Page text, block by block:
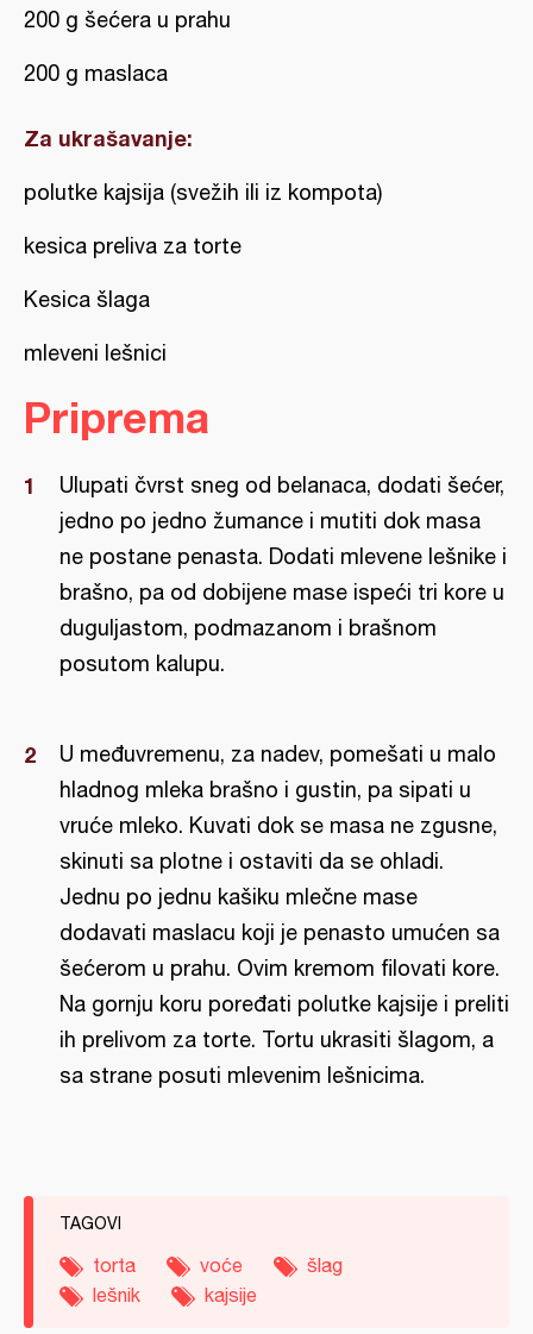
200 g šećera u prahu
200 g maslaca
Za ukrašavanje:
polutke kajsija (svežih ili iz kompota)
kesica preliva za torte
Kesica šlaga
mleveni lešnici
Priprema
Ulupati čvrst sneg od belanaca, dodati šećer,
jedno po jedno žumance i mutiti dok masa
ne postane penasta. Dodati mlevene lešnike i
brašno, pa od dobijene mase ispeći tri kore u
duguljastom, podmazanom i brašnom
posutom kalupu.
U međuvremenu, za nadev, pomešati u malo
hladnog mleka brašno i gustin, pa sipati u
vruće mleko. Kuvati dok se masa ne zgusne,
skinuti sa plotne i ostaviti da se ohladi.
Jednu po jednu kašiku mlečne mase
dodavati maslacu koji je penasto umućen sa
šećerom u prahu. Ovim kremom filovati kore.
Na gornju koru poređati polutke kajsije i preliti
ih prelivom za torte. Tortu ukrasiti šlagom, a
sa strane posuti mlevenim lešnicima.
TAGOVI
torta voće
šlag
lešnik
kajsije